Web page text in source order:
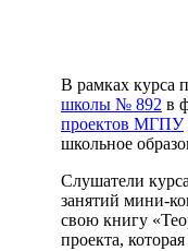
В рамках курса
школы № 892 в
проектов МГПУ
школьное
Слушатели
занятий мини-
свою книгу
проекта,